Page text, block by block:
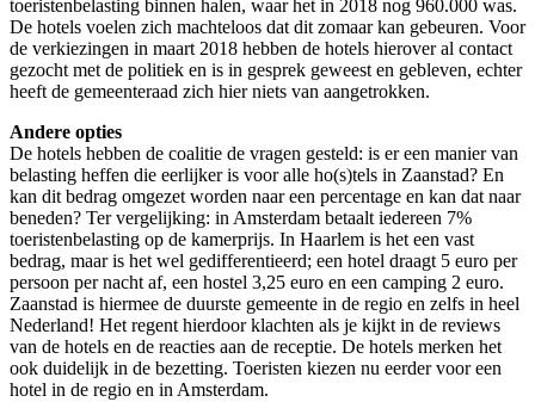
toeristenbelasting binnen halen, waar het in 2018 nog 960.000 was.
De hotels voelen zich machteloos dat dit zomaar kan gebeuren. Voor
de verkiezingen in maart 2018 hebben de hotels hierover al contact
gezocht met de politiek en is in gesprek geweest en gebleven, echter
heeft de gemeenteraad zich hier niets van aangetrokken.
Andere opties
De hotels hebben de coalitie de vragen gesteld: is er een manier van
belasting heffen die eerlijker is voor alle ho(s)tels in Zaanstad? En
kan dit bedrag omgezet worden naar een percentage en kan dat naar
beneden? Ter vergelijking: in Amsterdam betaalt iedereen 7%
toeristenbelasting op de kamerprijs. In Haarlem is het een vast
bedrag, maar is het wel gedifferentieerd; een hotel draagt 5 euro per
persoon per nacht af, een hostel 3,25 euro en een camping 2 euro.
Zaanstad is hiermee de duurste gemeente in de regio en zelfs in heel
Nederland! Het regent hierdoor klachten als je kijkt in de reviews
van de hotels en de reacties aan de receptie. De hotels merken het
ook duidelijk in de bezetting. Toeristen kiezen nu eerder voor een
hotel in de regio en in Amsterdam.